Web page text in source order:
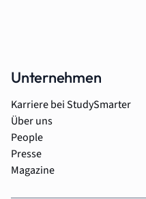
Unternehmen
Karriere bei StudySmarter
Über uns
People
Presse
Magazine